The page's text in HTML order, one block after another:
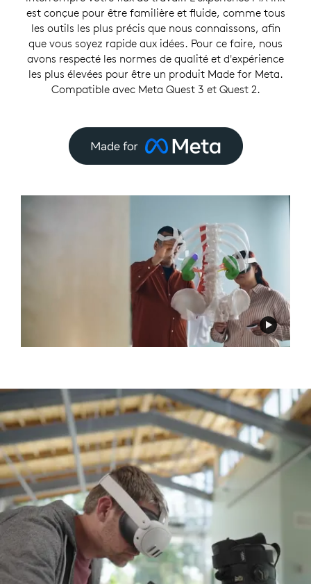
est conçue pour être familière et fluide, comme tous
les outils les plus précis que nous connaissons, afin
que vous soyez rapide aux idées. Pour ce faire, nous
avons respecté les normes de qualité et d'expérience
les plus élevées pour être un produit Made for Meta.
Compatible avec Meta Quest 3 et Quest 2.